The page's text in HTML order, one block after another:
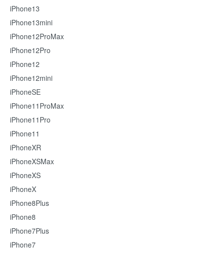
iPhone13
iPhone13mini
iPhone12ProMax
iPhone12Pro
iPhone12
iPhone12mini
iPhoneSE
iPhone11ProMax
iPhone11Pro
iPhone11
iPhoneXR
iPhoneXSMax
iPhoneXS
iPhoneX
iPhone8Plus
iPhone8
iPhone7Plus
iPhone7